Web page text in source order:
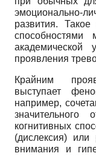
эмоционально-
развития.
способностями
академической
проявления
Крайним
выступает
например,
значительного
когнитивных
(дислексия) или
внимания и